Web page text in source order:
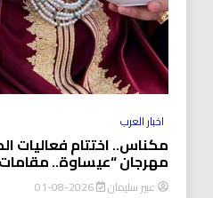
اخبار العرب
مكناس.. اختتام فعاليات
مهرجان “عيساوة..
عبير سليمان 2026-08-01